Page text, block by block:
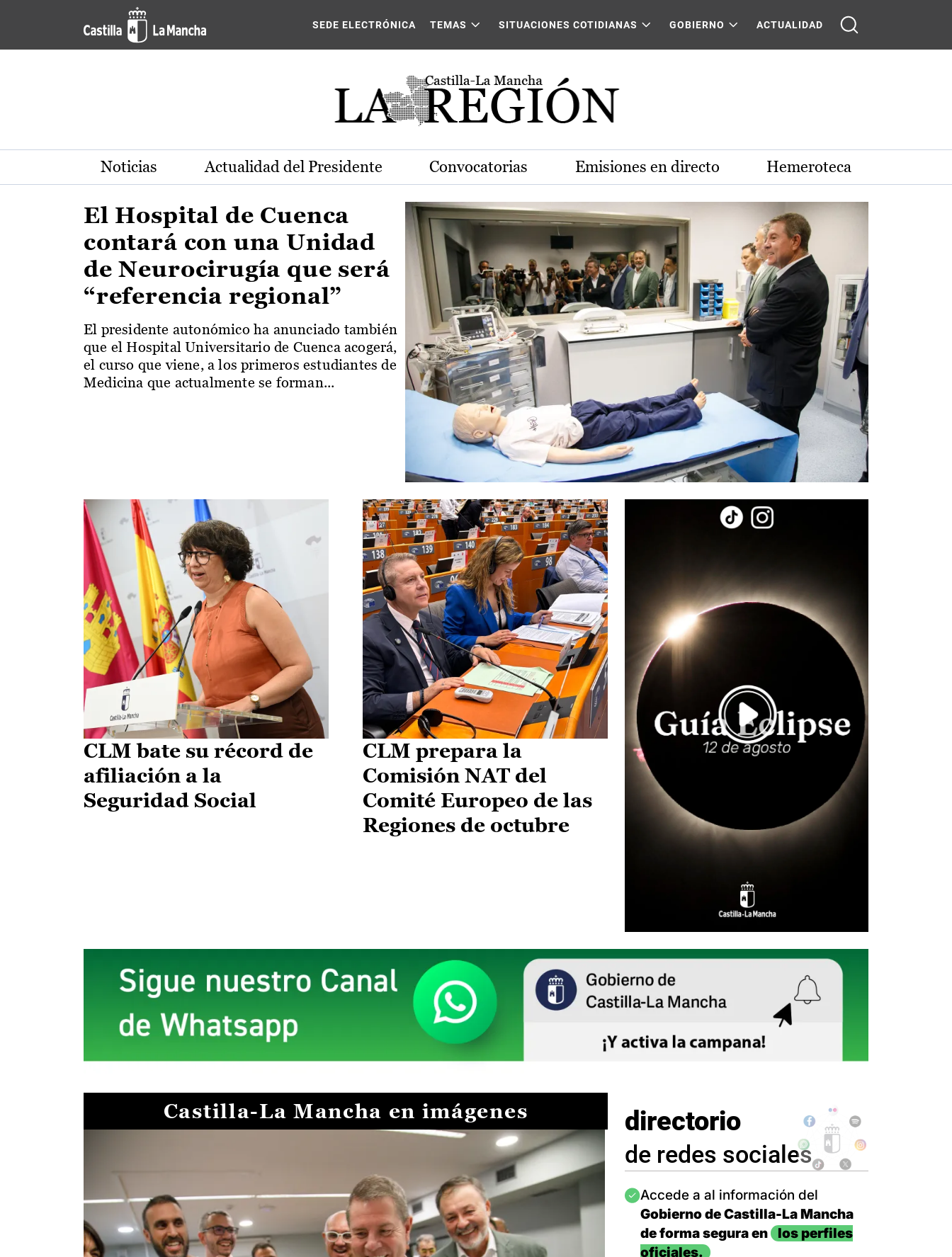
Pasar al contenido principal
Actualidad de la región de Castilla-La Mancha
SEDE ELECTRÓNICA TEMAS SITUACIONES COTIDIANAS GOBIERNO ACTUALIDAD
Noticias Actualidad del Presidente Convocatorias Emisiones en directo Hemeroteca
El Hospital de Cuenca
contará con una Unidad
de Neurocirugía que será
“referencia regional”
El presidente autonómico ha anunciado también
que el Hospital Universitario de Cuenca acogerá,
el curso que viene, a los primeros estudiantes de
Medicina que actualmente se forman...
CLM bate su récord de
afiliación a la
Seguridad Social
CLM prepara la
Comisión NAT del
Comité Europeo de las
Regiones de octubre
Castilla-La Mancha en imágenes directorio
de redes sociales
Imagen
Accede a al información del
Gobierno de Castilla-La Mancha
de forma segura en
los perfiles
oficiales.